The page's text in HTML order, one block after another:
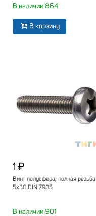
В наличии 864
В корзину
1 ₽
Винт полусфера, полная резьба
5х30 DIN 7985
В наличии 901